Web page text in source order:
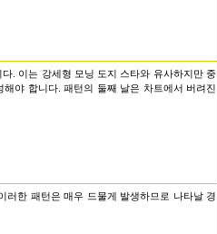
. 이는 강세형 모닝 도지 스타와 유사하지만 중
야 합니다. 패턴의 둘째 날은 차트에서 버려진
러한 패턴은 매우 드물게 발생하므로 나타날 경